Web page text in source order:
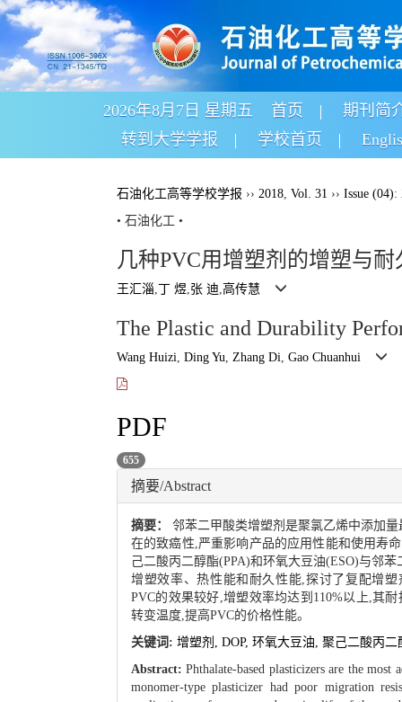
2026年8月7日 星期五 首页
期刊简
转到大学学报
学校首页
石油化工高等学校学报 ›› 2018, Vol. 31 ›› Issue (04):
• 石油化工 •
几种PVC用增塑剂的增塑与
王汇淄,丁 煜,张 迪,高传慧
The Plastic and Durability
Wang Huizi, Ding Yu, Zhang Di, Gao Chuanhui
PDF
655
摘要/Abstract
摘要： 邻苯二甲酸类增塑剂是聚氯乙烯中添加
在的致癌性,严重影响产品的应用性能和使用寿
己二酸丙二醇酯(PPA)和环氧大豆油(ESO)与邻
增塑效率、热性能和耐久性能,探讨了复配增塑
PVC的效果较好,增塑效率均达到110%以上,其
转变温度,提高PVC的价格性能。
关键词: 增塑剂, DOP, 环氧大豆油, 聚己二酸丙
Abstract:Phthalate-based plasticizers are the
monomer-type plasticizer had poor migration